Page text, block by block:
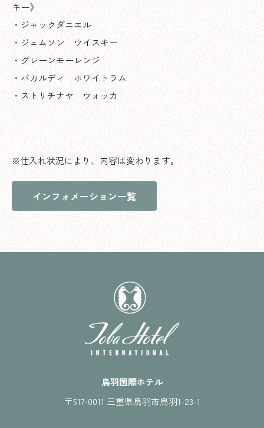
キー》
・ジャックダニエル
・ジェムソン ウイスキー
・グレーンモーレンジ
・バカルディ ホワイトラム
・ストリチナヤ ウォッカ
※仕入れ状況により、内容は変わります。
インフォメーション一覧
鳥羽国際ホテル
〒517-0011 三重県鳥羽市鳥羽1-23-1